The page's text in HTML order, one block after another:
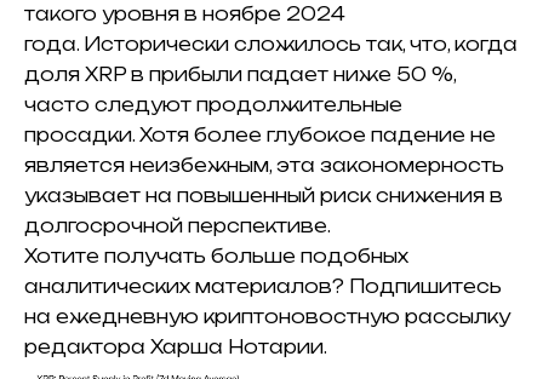
такого уровня в ноябре 2024
года. Исторически сложилось так, что, когда
доля XRP в прибыли падает ниже 50 %,
часто следуют продолжительные
просадки. Хотя более глубокое падение не
является неизбежным, эта закономерность
указывает на повышенный риск снижения в
долгосрочной перспективе.
Хотите получать больше подобных
аналитических материалов? Подпишитесь
на ежедневную криптоновостную рассылку
редактора Харша Нотарии.